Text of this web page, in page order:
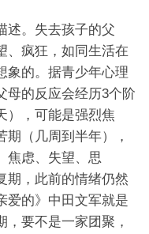
述。失去孩子的父
、疯狂，如同生活在
象的。据青少年心理
母的反应会经历3个阶
），可能是强烈焦
（几周到半年），
焦虑、失望、思
，此前的情绪仍然
爱的》中田文军就是
要不是一家团聚，